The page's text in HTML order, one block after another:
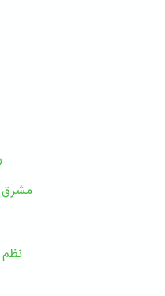
مشرق
نظم